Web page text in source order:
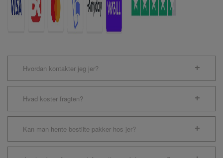
Hvordan kontakter jeg jer?
Hvad koster fragten?
Kan man hente bestilte pakker hos jer?